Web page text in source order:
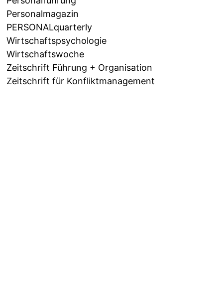
Personalmagazin
PERSONALquarterly
Wirtschaftspsychologie
Wirtschaftswoche
Zeitschrift Führung + Organisation
Zeitschrift für Konfliktmanagement